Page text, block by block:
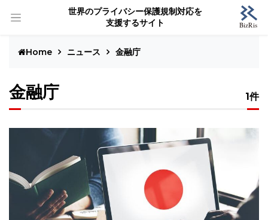
世界のプライバシー保護規制対応を
支援するサイト
Home ニュース 金融庁
金融庁 1件